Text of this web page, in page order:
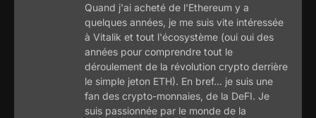
Quand j'ai acheté de l'Ethereum y a
quelques années, je me suis vite intéressée
à Vitalik et tout l'écosystème (oui oui des
années pour comprendre tout le
déroulement de la révolution crypto derrière
le simple jeton ETH). En bref... je suis une
fan des crypto-monnaies, de la DeFI. Je
suis passionnée par le monde de la